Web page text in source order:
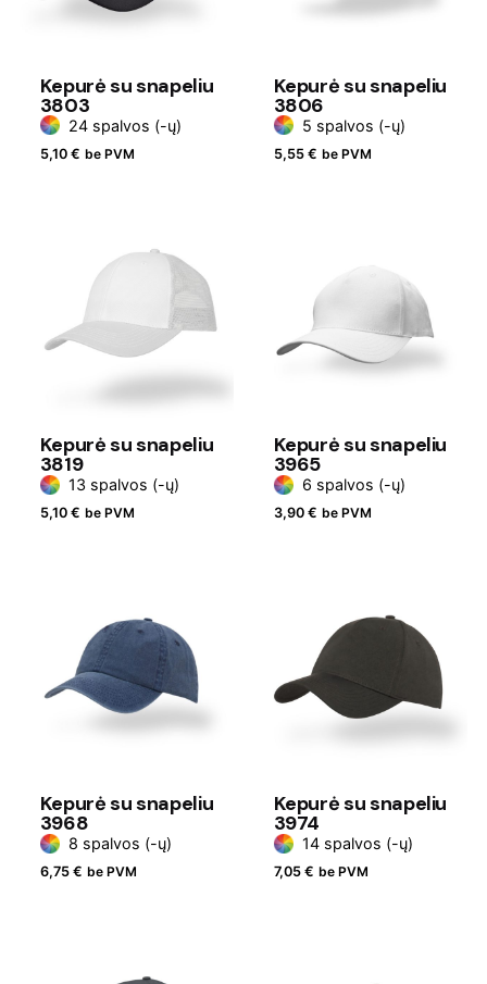
Kepurė su snapeliu
3803
24 spalvos (-ų)
5,10 € be PVM
Kepurė su snapeliu
3806
5 spalvos (-ų)
5,55 € be PVM
Kepurė su snapeliu
3819
13 spalvos (-ų)
5,10 € be PVM
Kepurė su snapeliu
3965
6 spalvos (-ų)
3,90 € be PVM
Kepurė su snapeliu
3968
8 spalvos (-ų)
6,75 € be PVM
Kepurė su snapeliu
3974
14 spalvos (-ų)
7,05 € be PVM